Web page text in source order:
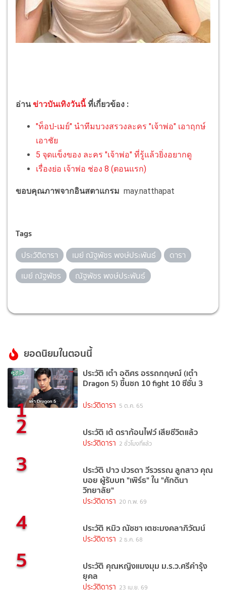
อ่านข่าวบันเทิงวันนี้ ที่เกี่ยวข้อง :
"ท็อป-เมย์" นำทีมบวงสรวงละคร "เจ้าพ่อ" เอาฤกษ์
เอาชัย
5 จุดแข็งของ ละคร "เจ้าพ่อ" ที่รู้แล้วยิ่งอยากดู
เรื่องย่อ เจ้าพ่อ ช่อง 8 (ตอนแรก)
ขอบคุณภาพจากอินสตาแกรม may.natthapat
Tags
ประวัติดารา เมย์ ณัฐพัชร พงษ์ประพันธ์
ดารา
เมย์ ณัฐพัชร
ณัฐพัชร พงษ์ประพันธ์
ยอดนิยมในตอนนี้
1
ประวัติ เต๋า อดิศร อรรถกฤษณ์ (เต๋า
Dragon 5) ขึ้นชก 10 fight 10 ซีซั่น 3
ประวัติดารา 5 ต.ค. 65
2 ประวัติ เต้ ดราก้อนไฟว์ เสียชีวิตแล้ว
ประวัติดารา 2 ชั่วโมงที่แล้ว
3 ประวัติ ปาว ปวรดา วีรวรรณ ลูกสาว คุณ
บอย ผู้รับบท "เพิร์ธ" ใน "ศักดินา
วิทยาลัย"
ประวัติดารา 20 ก.พ. 69
4 ประวัติ หมิว ณัชชา เตชะมงคลาภิวัฒน์
ประวัติดารา 2 ธ.ค. 68
5 ประวัติ คุณหญิงแมงมุม ม.ร.ว.ศรีคำรุ้ง
ยุคล
ประวัติดารา 23 เม.ย. 69